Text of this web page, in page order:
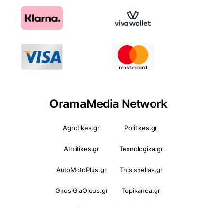
OramaMedia Network
Agrotikes.gr Politikes.gr
Athlitikes.gr Texnologika.gr
AutoMotoPlus.gr Thisishellas.gr
GnosiGiaOlous.gr Topikanea.gr